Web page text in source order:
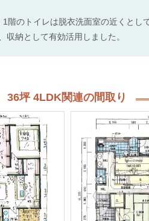
階のトイレは脱衣洗面室の近くとし
収納として有効活用しました。
36坪 4LDK関連の間取り